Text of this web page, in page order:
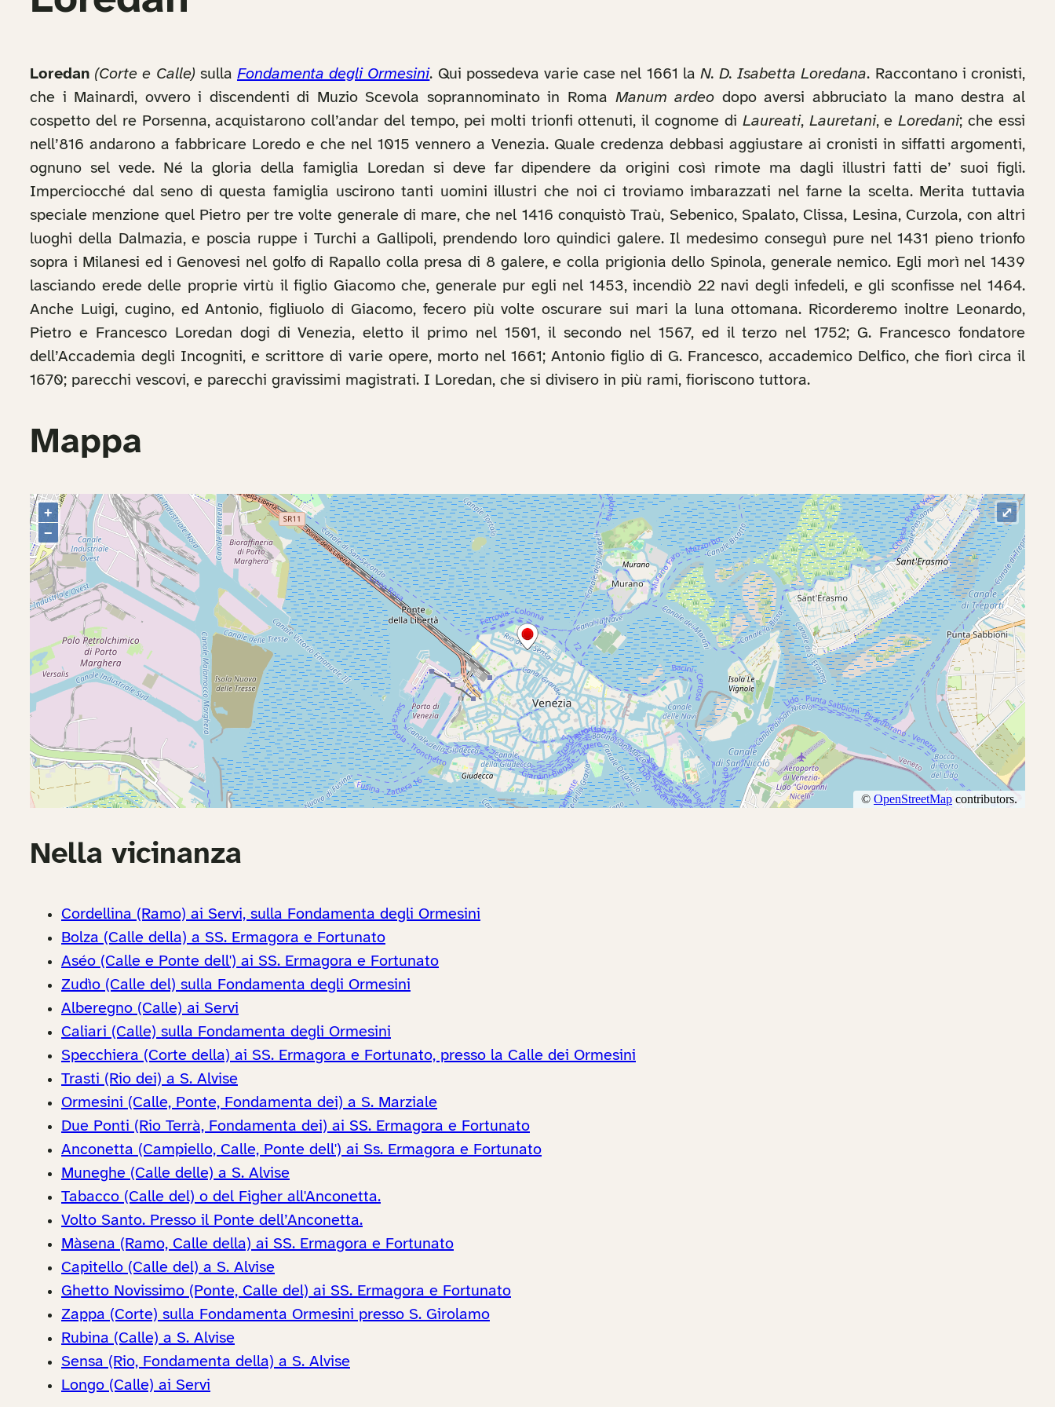
Loredan (Corte e Calle) sulla Fondamenta degli Ormesini. Qui possedeva varie case nel 1661 la N. D. Isabetta Loredana. Raccontano i cronisti,
che i Mainardi, ovvero i discendenti di Muzio Scevola soprannominato in Roma Manum ardeo dopo aversi abbruciato la mano destra al
cospetto del re Porsenna, acquistarono coll’andar del tempo, pei molti trionfi ottenuti, il cognome di Laureati, Lauretani, eLoredani; che essi
nell’816 andarono a fabbricare Loredo e che nel 1015 vennero a Venezia. Quale credenza debbasi aggiustare ai cronisti in siffatti argomenti,
ognuno sel vede. Né la gloria della famiglia Loredan si deve far dipendere da origini così rimote ma dagli illustri fatti de’ suoi figli.
Imperciocché dal seno di questa famiglia uscirono tanti uomini illustri che noi ci troviamo imbarazzati nel farne la scelta. Merita tuttavia
speciale menzione quel Pietro per tre volte generale di mare, che nel 1416 conquistò Traù, Sebenico, Spalato, Clissa, Lesina, Curzola, con altri
luoghi della Dalmazia, e poscia ruppe i Turchi a Gallipoli, prendendo loro quindici galere. Il medesimo conseguì pure nel 1431 pieno trionfo
sopra i Milanesi ed i Genovesi nel golfo di Rapallo colla presa di 8 galere, e colla prigionia dello Spinola, generale nemico. Egli morì nel 1439
lasciando erede delle proprie virtù il figlio Giacomo che, generale pur egli nel 1453, incendiò 22 navi degli infedeli, e gli sconfisse nel 1464.
Anche Luigi, cugino, ed Antonio, figliuolo di Giacomo, fecero più volte oscurare sui mari la luna ottomana. Ricorderemo inoltre Leonardo,
Pietro e Francesco Loredan dogi di Venezia, eletto il primo nel 1501, il secondo nel 1567, ed il terzo nel 1752; G. Francesco fondatore
dell’Accademia degli Incogniti, e scrittore di varie opere, morto nel 1661; Antonio figlio di G. Francesco, accademico Delfico, che fiorì circa il
1670; parecchi vescovi, e parecchi gravissimi magistrati. I Loredan, che si divisero in più rami, fioriscono tuttora.
Mappa
Nella vicinanza
Cordellina (Ramo) ai Servi, sulla Fondamenta degli Ormesini
Bolza (Calle della) a SS. Ermagora e Fortunato
Aséo (Calle e Ponte dell') ai SS. Ermagora e Fortunato
Zudìo (Calle del) sulla Fondamenta degli Ormesini
Alberegno (Calle) ai Servi
Caliari (Calle) sulla Fondamenta degli Ormesini
Specchiera (Corte della) ai SS. Ermagora e Fortunato, presso la Calle dei Ormesini
Trasti (Rio dei) a S. Alvise
Ormesini (Calle, Ponte, Fondamenta dei) a S. Marziale
Due Ponti (Rio Terrà, Fondamenta dei) ai SS. Ermagora e Fortunato
Anconetta (Campiello, Calle, Ponte dell') ai Ss. Ermagora e Fortunato
Muneghe (Calle delle) a S. Alvise
Tabacco (Calle del) o del Figher all'Anconetta.
Volto Santo. Presso il Ponte dell’Anconetta.
Màsena (Ramo, Calle della) ai SS. Ermagora e Fortunato
Capitello (Calle del) a S. Alvise
Ghetto Novissimo (Ponte, Calle del) ai SS. Ermagora e Fortunato
Zappa (Corte) sulla Fondamenta Ormesini presso S. Girolamo
Rubina (Calle) a S. Alvise
Sensa (Rio, Fondamenta della) a S. Alvise
Longo (Calle) ai Servi